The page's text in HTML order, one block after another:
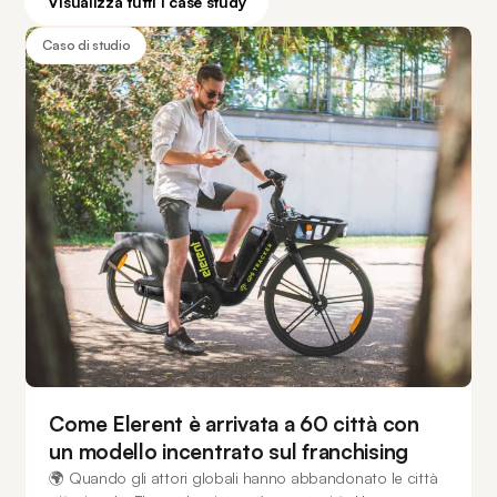
Caso di studio
Come Elerent è arrivata a 60 città con
un modello incentrato sul franchising
🌍 Quando gli attori globali hanno abbandonato le città